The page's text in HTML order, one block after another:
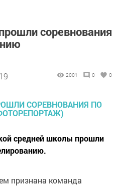
соревнования
2001 0 0
средней школы прошли
признана команда